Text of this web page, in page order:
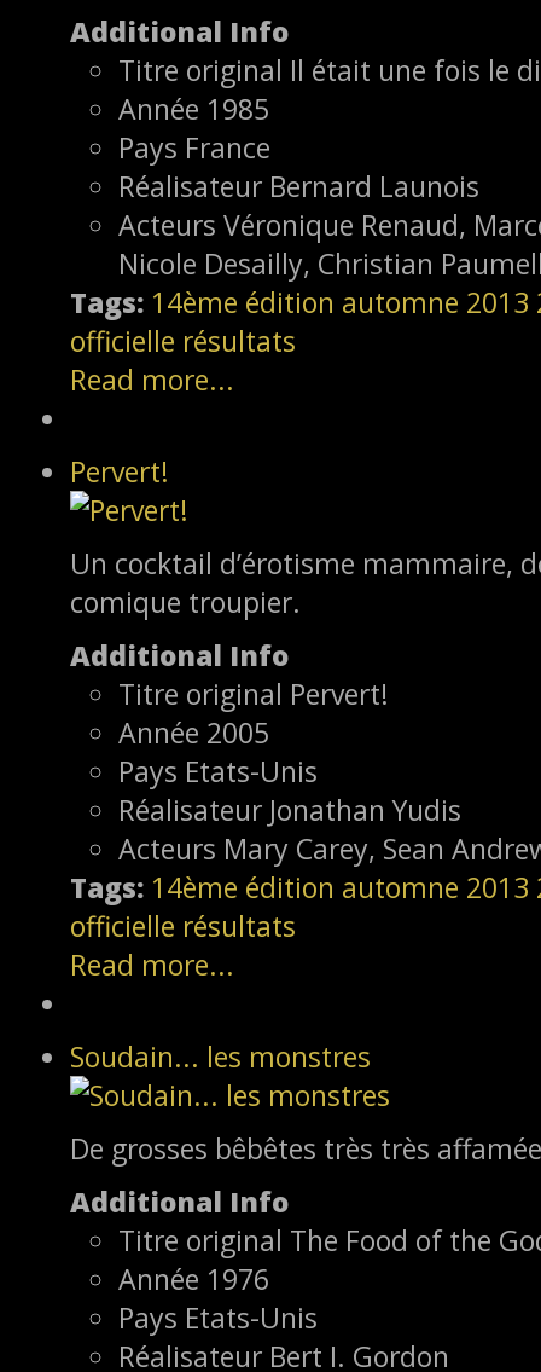
Additional Info
Titre original Il était une fois le
Année 1985
Pays France
Réalisateur Bernard Launois
Acteurs Véronique Renaud,
Nicole Desailly, Christian
Tags: 14ème édition automne 2013
officielle résultats
Read more...
Pervert!
Un cocktail d’érotisme mammaire,
comique troupier.
Additional Info
Titre original Pervert!
Année 2005
Pays Etats-Unis
Réalisateur Jonathan Yudis
Acteurs Mary Carey, Sean
Tags: 14ème édition automne 2013
officielle résultats
Read more...
Soudain... les monstres
De grosses bêbêtes très très
Additional Info
Titre original The Food of the
Année 1976
Pays Etats-Unis
Réalisateur Bert I. Gordon